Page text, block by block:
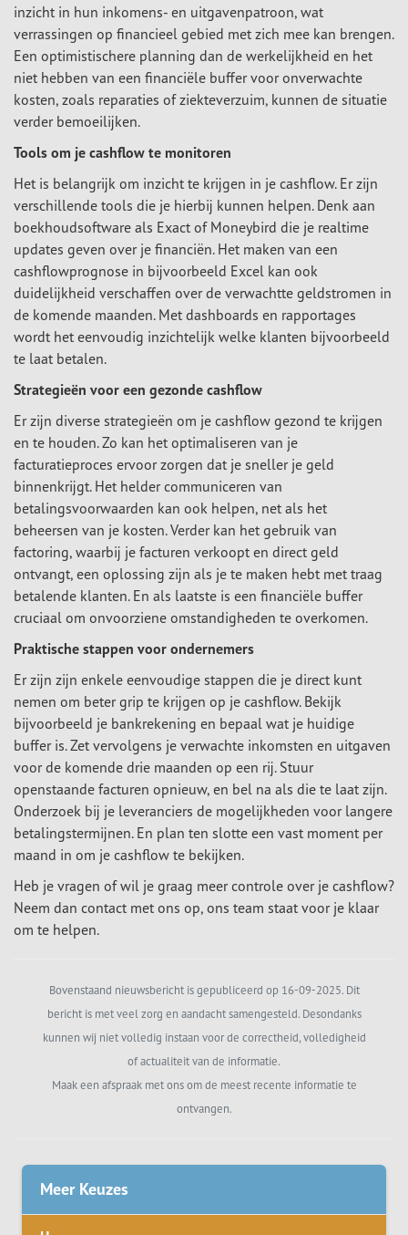
inzicht in hun inkomens- en uitgavenpatroon, wat
verrassingen op financieel gebied met zich mee kan brengen.
Een optimistischere planning dan de werkelijkheid en het
niet hebben van een financiële buffer voor onverwachte
kosten, zoals reparaties of ziekteverzuim, kunnen de situatie
verder bemoeilijken.
Tools om je cashflow te monitoren
Het is belangrijk om inzicht te krijgen in je cashflow. Er zijn
verschillende tools die je hierbij kunnen helpen. Denk aan
boekhoudsoftware als Exact of Moneybird die je realtime
updates geven over je financiën. Het maken van een
cashflowprognose in bijvoorbeeld Excel kan ook
duidelijkheid verschaffen over de verwachtte geldstromen in
de komende maanden. Met dashboards en rapportages
wordt het eenvoudig inzichtelijk welke klanten bijvoorbeeld
te laat betalen.
Strategieën voor een gezonde cashflow
Er zijn diverse strategieën om je cashflow gezond te krijgen
en te houden. Zo kan het optimaliseren van je
facturatieproces ervoor zorgen dat je sneller je geld
binnenkrijgt. Het helder communiceren van
betalingsvoorwaarden kan ook helpen, net als het
beheersen van je kosten. Verder kan het gebruik van
factoring, waarbij je facturen verkoopt en direct geld
ontvangt, een oplossing zijn als je te maken hebt met traag
betalende klanten. En als laatste is een financiële buffer
cruciaal om onvoorziene omstandigheden te overkomen.
Praktische stappen voor ondernemers
Er zijn zijn enkele eenvoudige stappen die je direct kunt
nemen om beter grip te krijgen op je cashflow. Bekijk
bijvoorbeeld je bankrekening en bepaal wat je huidige
buffer is. Zet vervolgens je verwachte inkomsten en uitgaven
voor de komende drie maanden op een rij. Stuur
openstaande facturen opnieuw, en bel na als die te laat zijn.
Onderzoek bij je leveranciers de mogelijkheden voor langere
betalingstermijnen. En plan ten slotte een vast moment per
maand in om je cashflow te bekijken.
Heb je vragen of wil je graag meer controle over je cashflow?
Neem dan contact met ons op, ons team staat voor je klaar
om te helpen.
Bovenstaand nieuwsbericht is gepubliceerd op 16-09-2025. Dit
bericht is met veel zorg en aandacht samengesteld. Desondanks
kunnen wij niet volledig instaan voor de correctheid, volledigheid
of actualiteit van de informatie.
Maak een afspraak met ons om de meest recente informatie te
ontvangen.
Meer Keuzes